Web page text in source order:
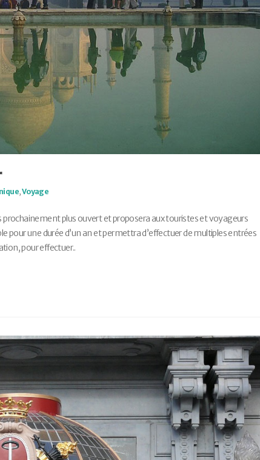
,Voyage
prochainement plus ouvert et proposera aux touristes et voyageurs
pour une durée d’un an et permettra d’effectuer de multiples entrées
pour effectuer..